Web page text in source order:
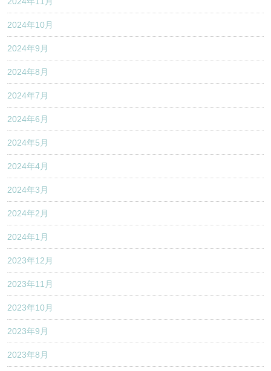
2024年10月
2024年9月
2024年8月
2024年7月
2024年6月
2024年5月
2024年4月
2024年3月
2024年2月
2024年1月
2023年12月
2023年11月
2023年10月
2023年9月
2023年8月